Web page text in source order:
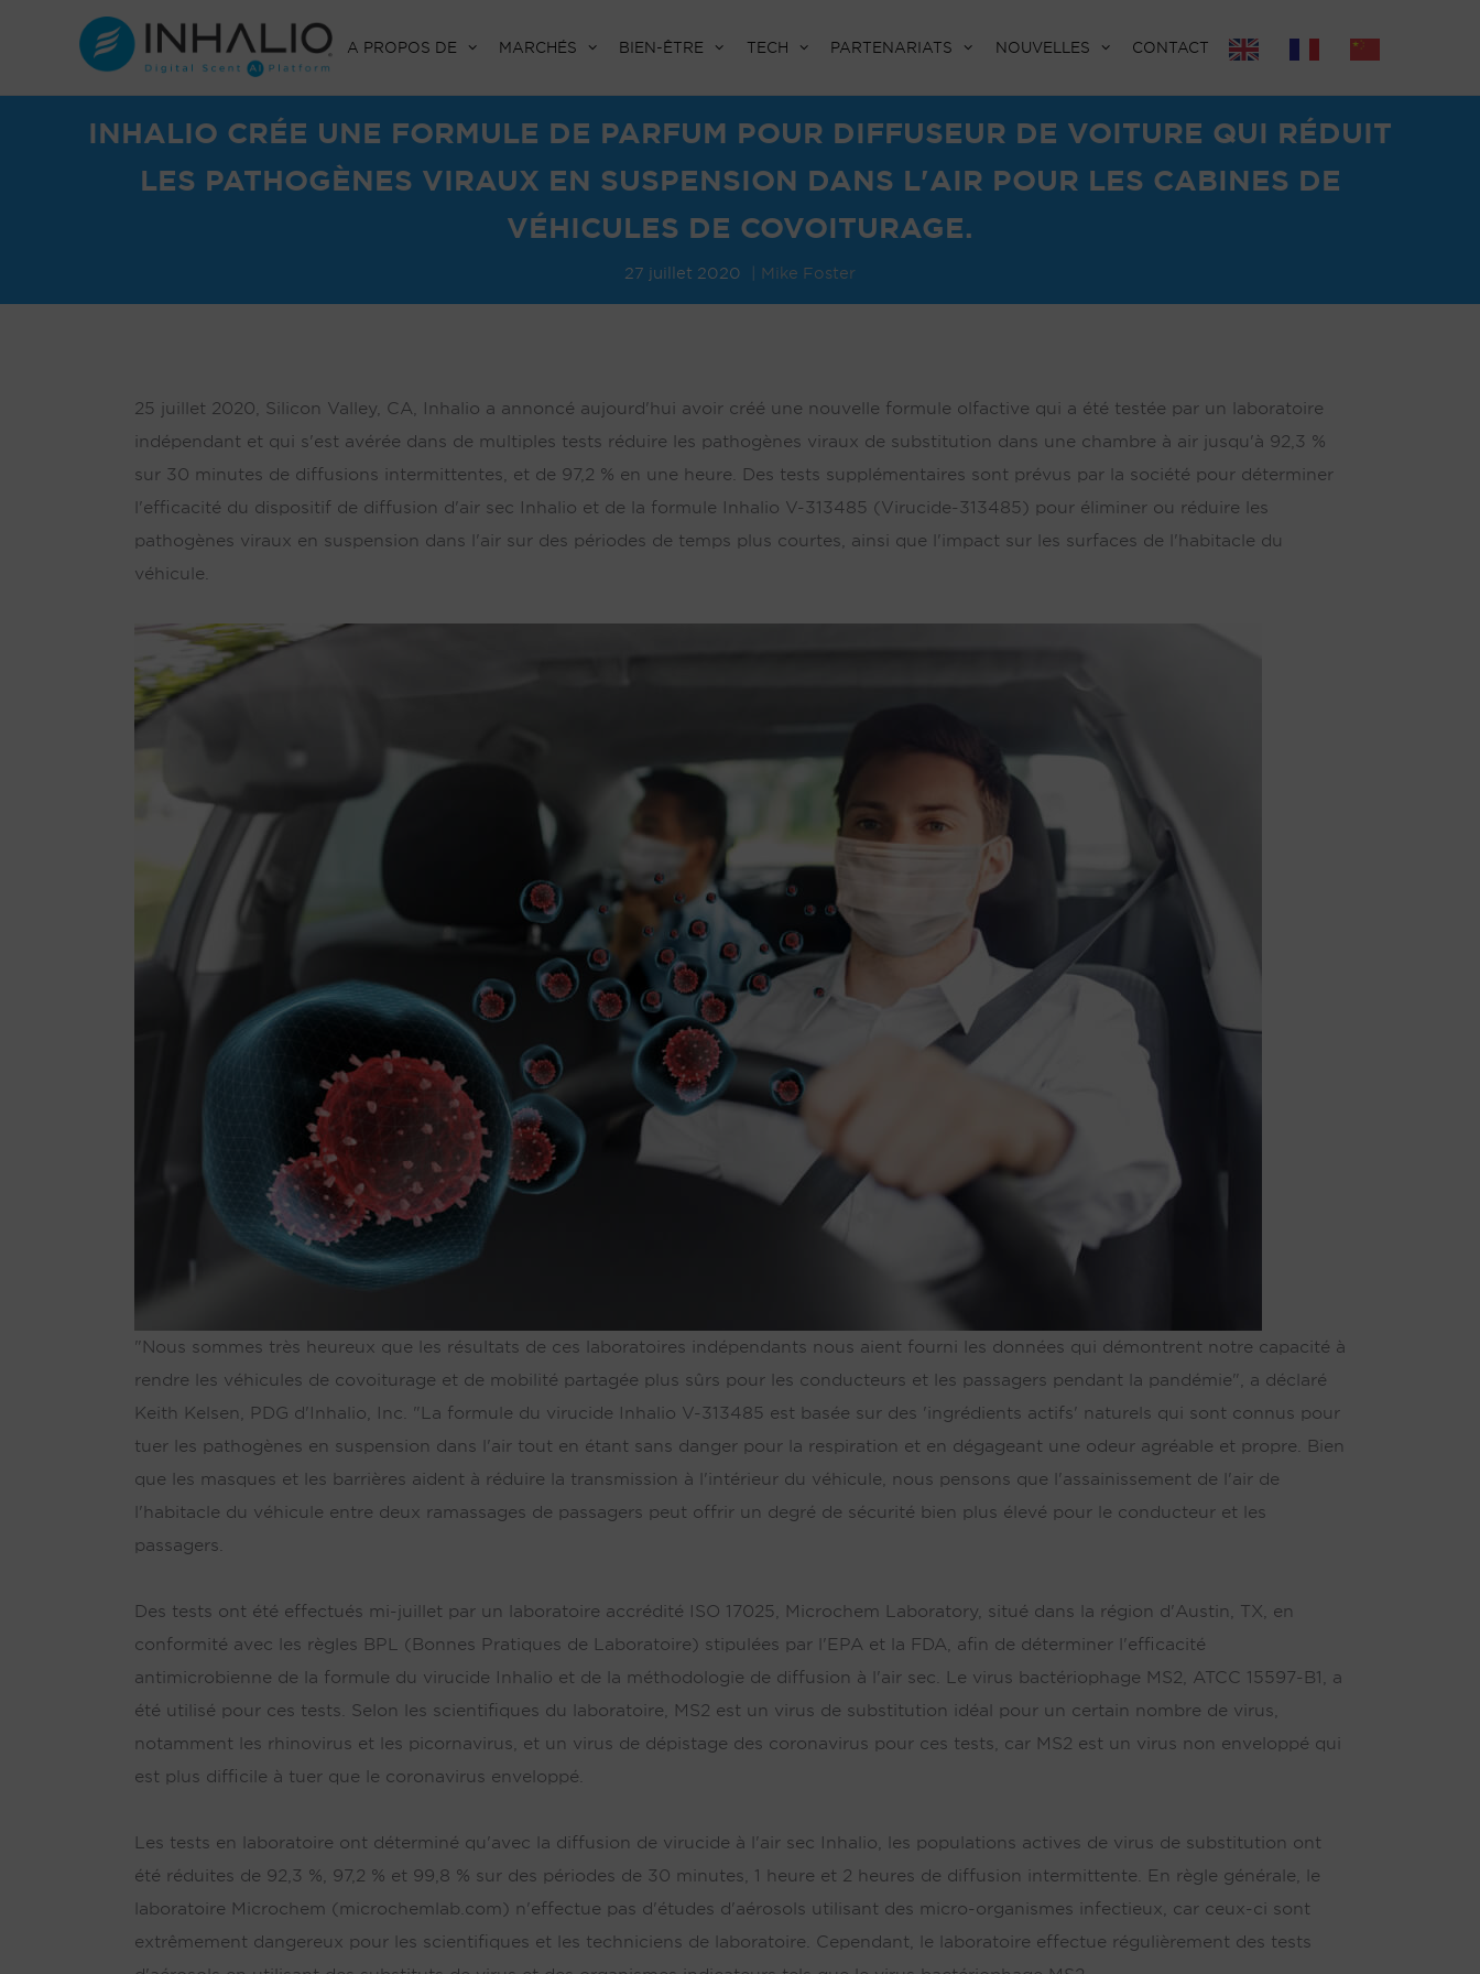
A PROPOS DE MARCHÉS BIEN-ÊTRE TECH PARTENARIATS NOUVELLES CONTACT
INHALIO CRÉE UNE FORMULE DE PARFUM POUR DIFFUSEUR DE VOITURE QUI RÉDUIT
LES PATHOGÈNES VIRAUX EN SUSPENSION DANS L'AIR POUR LES CABINES DE
VÉHICULES DE COVOITURAGE.
27 juillet 2020 Mike Foster
25 juillet 2020, Silicon Valley, CA, Inhalio a annoncé aujourd'hui avoir créé une nouvelle formule olfactive qui a été testée par un laboratoire
indépendant et qui s'est avérée dans de multiples tests réduire les pathogènes viraux de substitution dans une chambre à air jusqu'à 92,3 %
sur 30 minutes de diffusions intermittentes, et de 97,2 % en une heure. Des tests supplémentaires sont prévus par la société pour déterminer
l'efficacité du dispositif de diffusion d'air sec Inhalio et de la formule Inhalio V-313485 (Virucide-313485) pour éliminer ou réduire les
pathogènes viraux en suspension dans l'air sur des périodes de temps plus courtes, ainsi que l'impact sur les surfaces de l'habitacle du
véhicule.
"Nous sommes très heureux que les résultats de ces laboratoires indépendants nous aient fourni les données qui démontrent notre capacité à
rendre les véhicules de covoiturage et de mobilité partagée plus sûrs pour les conducteurs et les passagers pendant la pandémie", a déclaré
Keith Kelsen, PDG d'Inhalio, Inc. "La formule du virucide Inhalio V-313485 est basée sur des 'ingrédients actifs' naturels qui sont connus pour
tuer les pathogènes en suspension dans l'air tout en étant sans danger pour la respiration et en dégageant une odeur agréable et propre. Bien
que les masques et les barrières aident à réduire la transmission à l'intérieur du véhicule, nous pensons que l'assainissement de l'air de
l'habitacle du véhicule entre deux ramassages de passagers peut offrir un degré de sécurité bien plus élevé pour le conducteur et les
passagers.
Des tests ont été effectués mi-juillet par un laboratoire accrédité ISO 17025, Microchem Laboratory, situé dans la région d'Austin, TX, en
conformité avec les règles BPL (Bonnes Pratiques de Laboratoire) stipulées par l'EPA et la FDA, afin de déterminer l'efficacité
antimicrobienne de la formule du virucide Inhalio et de la méthodologie de diffusion à l'air sec. Le virus bactériophage MS2, ATCC 15597-B1, a
été utilisé pour ces tests. Selon les scientifiques du laboratoire, MS2 est un virus de substitution idéal pour un certain nombre de virus,
notamment les rhinovirus et les picornavirus, et un virus de dépistage des coronavirus pour ces tests, car MS2 est un virus non enveloppé qui
est plus difficile à tuer que le coronavirus enveloppé.
Les tests en laboratoire ont déterminé qu'avec la diffusion de virucide à l'air sec Inhalio, les populations actives de virus de substitution ont
été réduites de 92,3 %, 97,2 % et 99,8 % sur des périodes de 30 minutes, 1 heure et 2 heures de diffusion intermittente. En règle générale, le
laboratoire Microchem (microchemlab.com) n'effectue pas d'études d'aérosols utilisant des micro-organismes infectieux, car ceux-ci sont
extrêmement dangereux pour les scientifiques et les techniciens de laboratoire. Cependant, le laboratoire effectue régulièrement des tests